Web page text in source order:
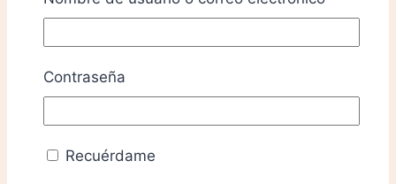
Contraseña
Recuérdame